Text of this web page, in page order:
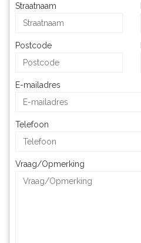
Straatnaam
Postcode
E-mailadres
Telefoon
Vraag/Opmerking